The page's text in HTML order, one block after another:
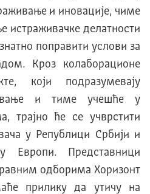
и иновације, чиме
истраживачке делатности
поправити услови за
Кроз колаборационе
који подразумевају
и тиме учешће у
трајно ће се учврстити
у Републици Србији и
Европи. Представници
одборима Хоризонт
прилику да утичу на